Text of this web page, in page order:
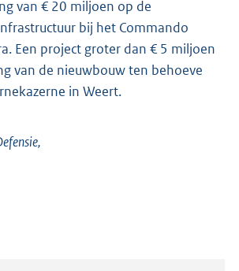
van € 20 miljoen op de
bij het Commando
Een project groter dan € 5 miljoen
van de nieuwbouw ten behoeve
in Weert.